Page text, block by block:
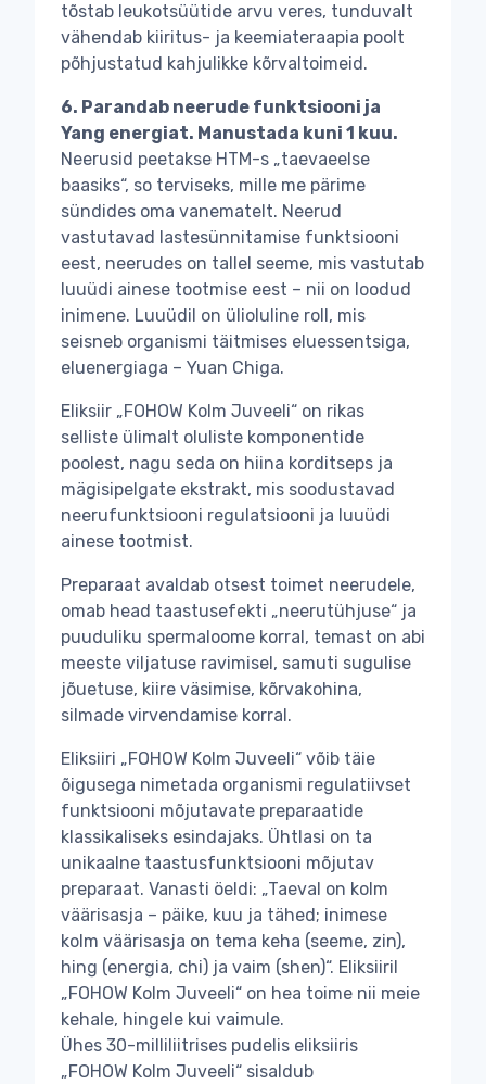
tõstab leukotsüütide arvu veres, tunduvalt
vähendab kiiritus- ja keemiateraapia poolt
põhjustatud kahjulikke kõrvaltoimeid.
6. Parandab neerude funktsiooni ja
Yang energiat. Manustada kuni 1 kuu.
Neerusid peetakse HTM-s „taevaeelse
baasiks“, so terviseks, mille me pärime
sündides oma vanematelt. Neerud
vastutavad lastesünnitamise funktsiooni
eest, neerudes on tallel seeme, mis vastutab
luuüdi ainese tootmise eest – nii on loodud
inimene. Luuüdil on ülioluline roll, mis
seisneb organismi täitmises eluessentsiga,
eluenergiaga – Yuan Chiga.
Eliksiir „FOHOW Kolm Juveeli“ on rikas
selliste ülimalt oluliste komponentide
poolest, nagu seda on hiina korditseps ja
mägisipelgate ekstrakt, mis soodustavad
neerufunktsiooni regulatsiooni ja luuüdi
ainese tootmist.
Preparaat avaldab otsest toimet neerudele,
omab head taastusefekti „neerutühjuse“ ja
puuduliku spermaloome korral, temast on abi
meeste viljatuse ravimisel, samuti sugulise
jõuetuse, kiire väsimise, kõrvakohina,
silmade virvendamise korral.
Eliksiiri „FOHOW Kolm Juveeli“ võib täie
õigusega nimetada organismi regulatiivset
funktsiooni mõjutavate preparaatide
klassikaliseks esindajaks. Ühtlasi on ta
unikaalne taastusfunktsiooni mõjutav
preparaat. Vanasti öeldi: „Taeval on kolm
väärisasja – päike, kuu ja tähed; inimese
kolm väärisasja on tema keha (seeme, zin),
hing (energia, chi) ja vaim (shen)“. Eliksiiril
„FOHOW Kolm Juveeli“ on hea toime nii meie
kehale, hingele kui vaimule.
Ühes 30-milliliitrises pudelis eliksiiris
„FOHOW Kolm Juveeli“ sisaldub